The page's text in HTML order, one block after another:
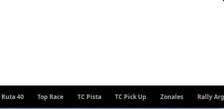
Top Race TC Pista TC Pick Up Zonales Rally Argentino